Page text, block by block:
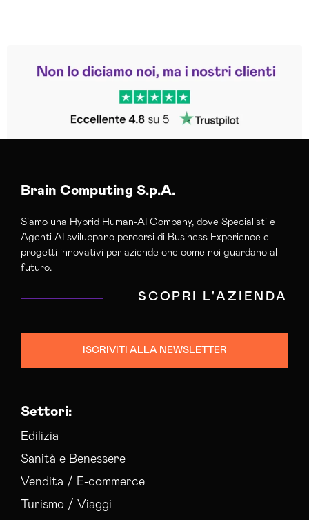
Trustpilot
Brain Computing S.p.A.
Siamo una Hybrid Human-AI Company, dove Specialisti e
Agenti AI sviluppano percorsi di Business Experience e
progetti innovativi per aziende che come noi guardano al
futuro.
SCOPRI L'AZIENDA
ISCRIVITI ALLA NEWSLETTER
Settori:
Edilizia
Sanità e Benessere
Vendita / E-commerce
Turismo / Viaggi